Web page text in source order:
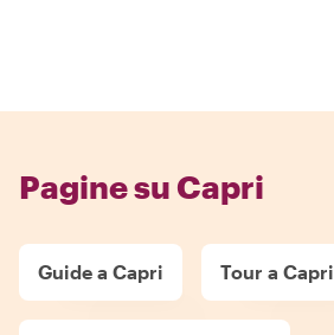
Pagine su Capri
Guide a Capri Tour a Capri